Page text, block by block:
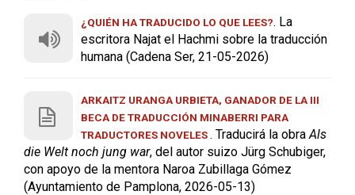
¿QUIÉN HA TRADUCIDO LO QUE LEES?. La
escritora Najat el Hachmi sobre la traducción
humana (Cadena Ser, 21-05-2026)
ARKAITZ URANGA URBIETA, GANADOR DE LA III
BECA DE TRADUCCIÓN MINABERRI PARA
TRADUCTORES NOVELES . Traducirá la obra Als
die Welt noch jung war, del autor suizo Jürg Schubiger,
con apoyo de la mentora Naroa Zubillaga Gómez
(Ayuntamiento de Pamplona, 2026-05-13)